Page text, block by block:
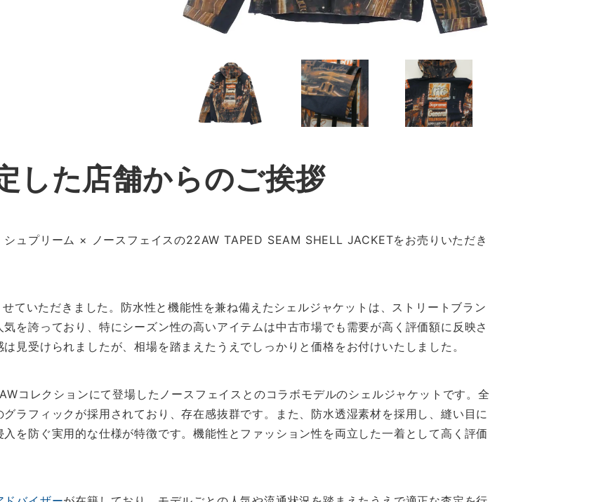
した店舗からのご挨拶
ュプリーム × ノースフェイスの22AW TAPED SEAM SHELL JACKETをお売りいただき
ていただきました。防水性と機能性を兼ね備えたシェルジャケットは、ストリートブラン
を誇っており、特にシーズン性の高いアイテムは中古市場でも需要が高く評価額に反映さ
見受けられましたが、相場を踏まえたうえでしっかりと価格をお付けいたしました。
コレクションにて登場したノースフェイスとのコラボモデルのシェルジャケットです。全
ラフィックが採用されており、存在感抜群です。また、防水透湿素材を採用し、縫い目に
を防ぐ実用的な仕様が特徴です。機能性とファッション性を両立した一着として高く評価